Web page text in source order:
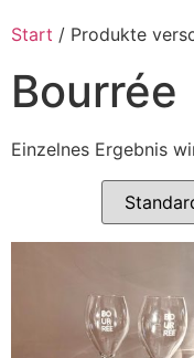
Start / Produkte
Bourrée
Einzelnes Ergebnis